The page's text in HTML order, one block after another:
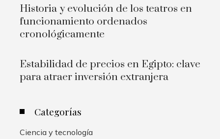
Historia y evolución de los teatros en
funcionamiento ordenados
cronológicamente
Estabilidad de precios en Egipto: clave
para atraer inversión extranjera
Categorías
Ciencia y tecnología